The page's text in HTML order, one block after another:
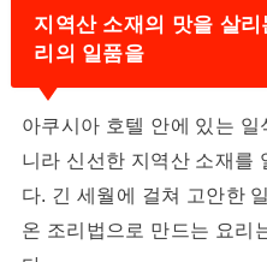
지역산 소재의 맛을 살
리의 일품을
아쿠시아 호텔 안에 있는
니라 신선한 지역산 소재를
다. 긴 세월에 걸쳐 고안한
온 조리법으로 만드는 요리